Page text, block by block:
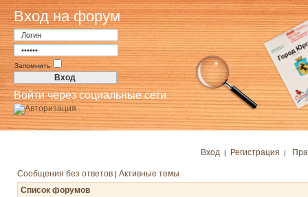
Вход на форум
Запомнить
Войти через социальные сети
Вход | Регистрация |
Сообщения без ответов | Активные темы
Список форумов